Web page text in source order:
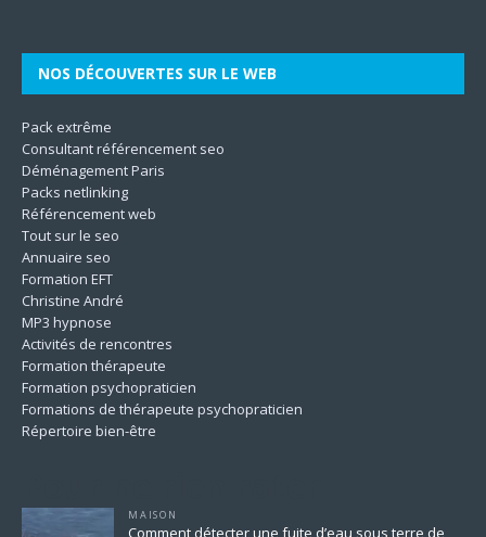
NOS DÉCOUVERTES SUR LE WEB
Pack extrême
Consultant référencement seo
Déménagement Paris
Packs netlinking
Référencement web
Tout sur le seo
Annuaire seo
Formation EFT
Christine André
MP3 hypnose
Activités de rencontres
Formation thérapeute
Formation psychopraticien
Formations de thérapeute psychopraticien
Répertoire bien-être
MAISON
Comment détecter une fuite d’eau sous terre de